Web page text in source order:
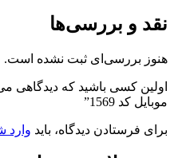
نقد و بررسی‌ها
هنوز بررسی‌ای ثبت نشده است.
اولین کسی باشید که دیدگاهی
موبایل کد 1569”
برای فرستادن دیدگاه، باید وارد